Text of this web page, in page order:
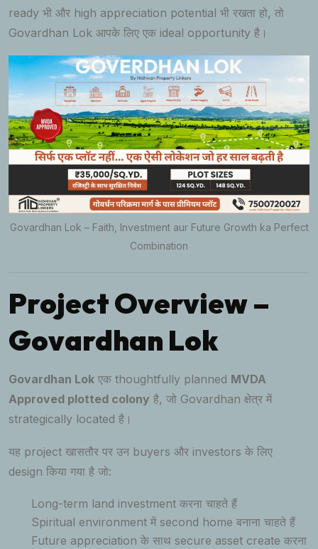
ready भी और high appreciation potential भी रखता हो, तो
Govardhan Lok आपके लिए एक ideal opportunity है।
Govardhan Lok – Faith, Investment aur Future Growth ka Perfect
Combination
Project Overview –
Govardhan Lok
Govardhan Lok एक thoughtfully planned MVDA
Approved plotted colony है, जो Govardhan क्षेत्र में
strategically located है।
यह project खासतौर पर उन buyers और investors के लिए
design किया गया है जो:
Long-term land investment करना चाहते हैं
Spiritual environment में second home बनाना चाहते हैं
Future appreciation के साथ secure asset create करना